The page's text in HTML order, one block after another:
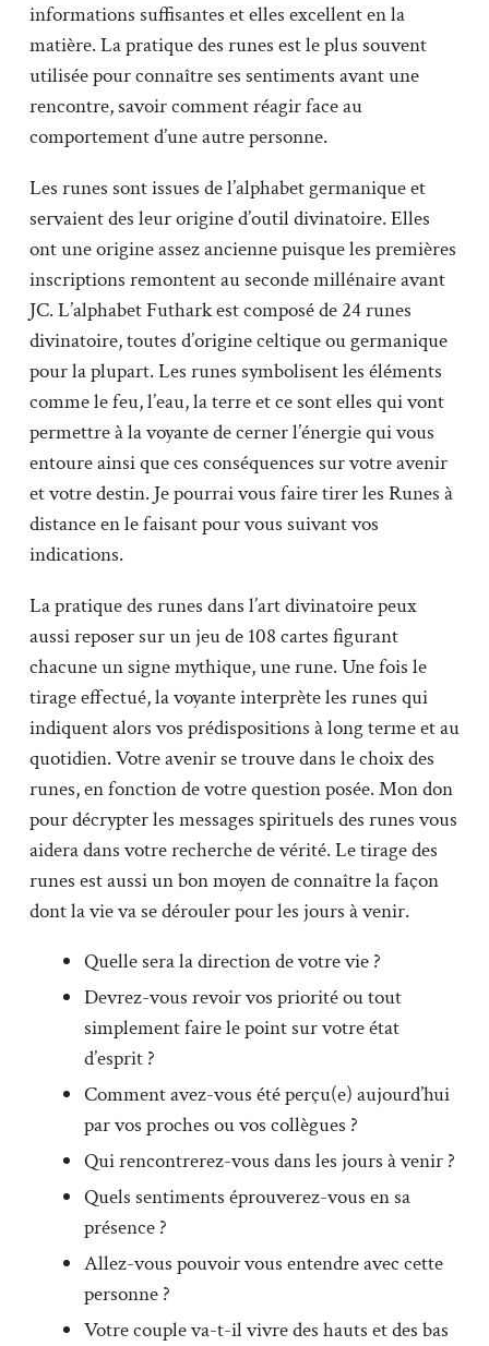
informations suffisantes et elles excellent en la
matière. La pratique des runes est le plus souvent
utilisée pour connaître ses sentiments avant une
rencontre, savoir comment réagir face au
comportement d’une autre personne.
Les runes sont issues de l’alphabet germanique et
servaient des leur origine d’outil divinatoire. Elles
ont une origine assez ancienne puisque les premières
inscriptions remontent au seconde millénaire avant
JC. L’alphabet Futhark est composé de 24 runes
divinatoire, toutes d’origine celtique ou germanique
pour la plupart. Les runes symbolisent les éléments
comme le feu, l’eau, la terre et ce sont elles qui vont
permettre à la voyante de cerner l’énergie qui vous
entoure ainsi que ces conséquences sur votre avenir
et votre destin. Je pourrai vous faire tirer les Runes à
distance en le faisant pour vous suivant vos
indications.
La pratique des runes dans l’art divinatoire peux
aussi reposer sur un jeu de 108 cartes figurant
chacune un signe mythique, une rune. Une fois le
tirage effectué, la voyante interprète les runes qui
indiquent alors vos prédispositions à long terme et au
quotidien. Votre avenir se trouve dans le choix des
runes, en fonction de votre question posée. Mon don
pour décrypter les messages spirituels des runes vous
aidera dans votre recherche de vérité. Le tirage des
runes est aussi un bon moyen de connaître la façon
dont la vie va se dérouler pour les jours à venir.
Quelle sera la direction de votre vie ?
Devrez-vous revoir vos priorité ou tout
simplement faire le point sur votre état
d’esprit ?
Comment avez-vous été perçu(e) aujourd’hui
par vos proches ou vos collègues ?
Qui rencontrerez-vous dans les jours à venir ?
Quels sentiments éprouverez-vous en sa
présence ?
Allez-vous pouvoir vous entendre avec cette
personne ?
Votre couple va-t-il vivre des hauts et des bas